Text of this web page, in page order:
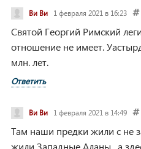
ракуывды фаста кастысты
дардтар.
Ви Ви 1 февраля 2021 в 16:23
Святой Георгий Римский
отношение не имеет.
млн. лет.
Ответить
Ви Ви 1 февраля 2021 в 14:49
Там наши предки жили с не
жили Западные Аланы , а